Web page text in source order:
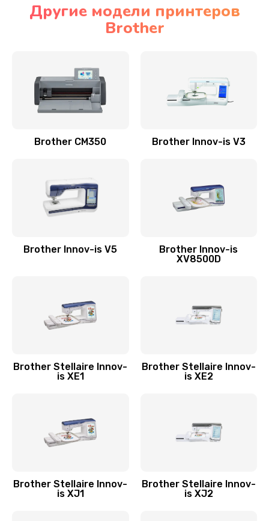
Другие модели принтеров
Brother
Brother CM350 Brother Innov-is V3
Brother Innov-is V5
Brother Innov-is
XV8500D
Brother Stellaire Innov-
is XE1
Brother Stellaire Innov-
is XE2
Brother Stellaire Innov-
is XJ1
Brother Stellaire Innov-
is XJ2